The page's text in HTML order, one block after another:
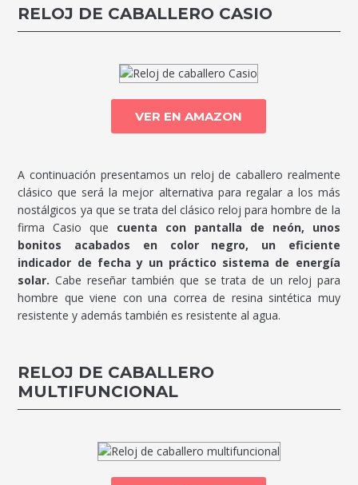
RELOJ DE CABALLERO CASIO
VER EN AMAZON
A continuación presentamos un reloj de caballero realmente
clásico que será la mejor alternativa para regalar a los más
nostálgicos ya que se trata del clásico reloj para hombre de la
firma Casio que cuenta con pantalla de neón, unos
bonitos acabados en color negro, un eficiente
indicador de fecha y un práctico sistema de energía
solar. Cabe reseñar también que se trata de un reloj para
hombre que viene con una correa de resina sintética muy
resistente y además también es resistente al agua.
RELOJ DE CABALLERO
MULTIFUNCIONAL